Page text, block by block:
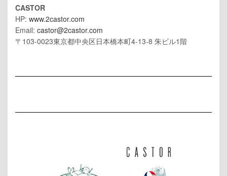
CASTOR
HP: www.2castor.com
Email: castor@2castor.com
〒103-0023東京都中央区日本橋本町4-13-8 朱ビル1階